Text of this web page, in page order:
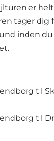
er
tager dig
inden du
til
til